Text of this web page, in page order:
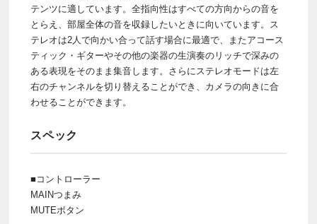
テンツに適しています。全指向性はすべての方向からの音を
とらえ、部屋全体の音を収録したいときに向いています。ス
テレオは2人で向かい合って話す場合に最適で、またアコース
ティック・ギターやその他の楽器の生演奏のリッチで深みの
ある表現をそのまま集音します。さらにステレオモードは左
右のチャンネルを切り替えることができ、カメラの向きに合
わせることができます。
スペック
■コントローラー
MAINつまみ
MUTEボタン